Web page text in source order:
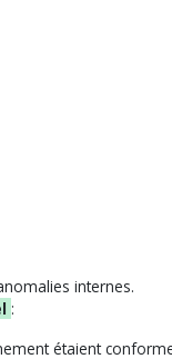
internes.
:
étaient